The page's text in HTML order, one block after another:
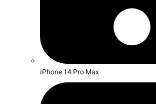
iPhone 14 Pro Max